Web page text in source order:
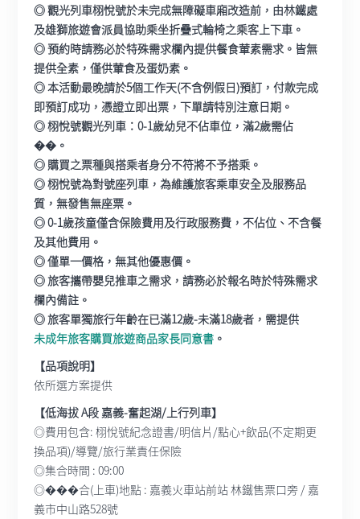
◎ 觀光列車栩悅號於未完成無障礙車廂改造前，由林鐵處
及雄獅旅遊會派員協助乘坐折疊式輪椅之乘客上下車。
◎ 預約時請務必於特殊需求欄內提供餐食葷素需求。皆無
提供全素，僅供葷食及蛋奶素。
◎ 本活動最晚請於5個工作天(不含例假日)預訂，付款完成
即預訂成功，憑證立即出票，下單請特別注意日期。
◎ 栩悅號觀光列車：0-1歲幼兒不佔車位，滿2歲需佔
��。
◎ 購買之票種與搭乘者身分不符將不予搭乘。
◎ 栩悅號為對號座列車，為維護旅客乘車安全及服務品
質，無發售無座票。
◎ 0-1歲孩童僅含保險費用及行政服務費，不佔位、不含餐
及其他費用。
◎ 僅單一價格，無其他優惠價。
◎ 旅客攜帶嬰兒推車之需求，請務必於報名時於特殊需求
欄內備註。
◎ 旅客單獨旅行年齡在已滿12歲-未滿18歲者，需提供
未成年旅客購買旅遊商品家長同意書 。
【品項說明】
依所選方案提供
【低海拔 A段 嘉義-奮起湖/上行列車】
◎費用包含: 栩悅號紀念證書/明信片/點心+飲品(不定期更
換品項)/導覽/旅行業責任保險
◎集合時間 : 09:00
◎���合(上車)地點 : 嘉義火車站前站 林鐵售票口旁 / 嘉
義市中山路528號